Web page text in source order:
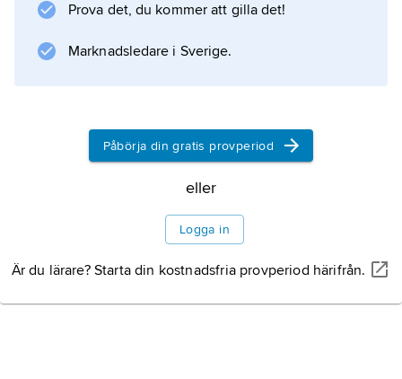
Prova det, du kommer att gilla det!
Marknadsledare i Sverige.
Påbörja din gratis provperiod
eller
Logga in
Är du lärare? Starta din kostnadsfria provperiod härifrån.